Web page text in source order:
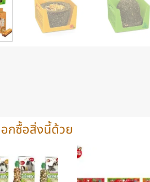
กซื้อสิ่งนี้ด้วย